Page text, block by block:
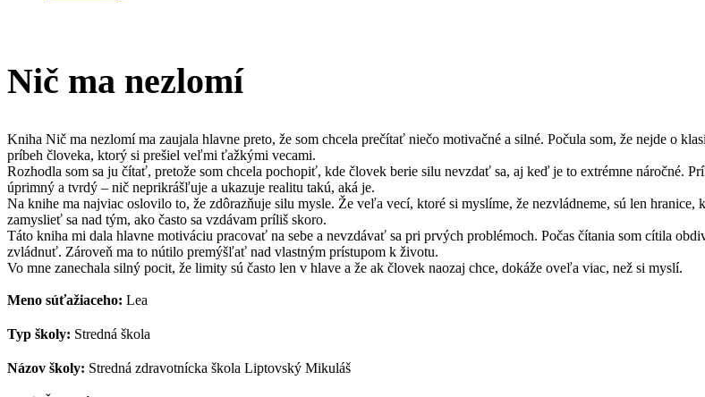
Nič ma nezlomí
Kniha Nič ma nezlomí ma zaujala hlavne preto, že som chcela prečítať niečo motivačné a silné. Počula som, že nejde o
príbeh človeka, ktorý si prešiel veľmi ťažkými vecami.
Rozhodla som sa ju čítať, pretože som chcela pochopiť, kde človek berie silu nevzdať sa, aj keď je to extrémne náročné.
úprimný a tvrdý – nič neprikrášľuje a ukazuje realitu takú, aká je.
Na knihe ma najviac oslovilo to, že zdôrazňuje silu mysle. Že veľa vecí, ktoré si myslíme, že nezvládneme, sú len hranice,
zamyslieť sa nad tým, ako často sa vzdávam príliš skoro.
Táto kniha mi dala hlavne motiváciu pracovať na sebe a nevzdávať sa pri prvých problémoch. Počas čítania som cítila
zvládnuť. Zároveň ma to nútilo premýšľať nad vlastným prístupom k životu.
Vo mne zanechala silný pocit, že limity sú často len v hlave a že ak človek naozaj chce, dokáže oveľa viac, než si myslí.
Meno súťažiaceho: Lea
Typ školy: Stredná škola
Názov školy: Stredná zdravotnícka škola Liptovský Mikuláš